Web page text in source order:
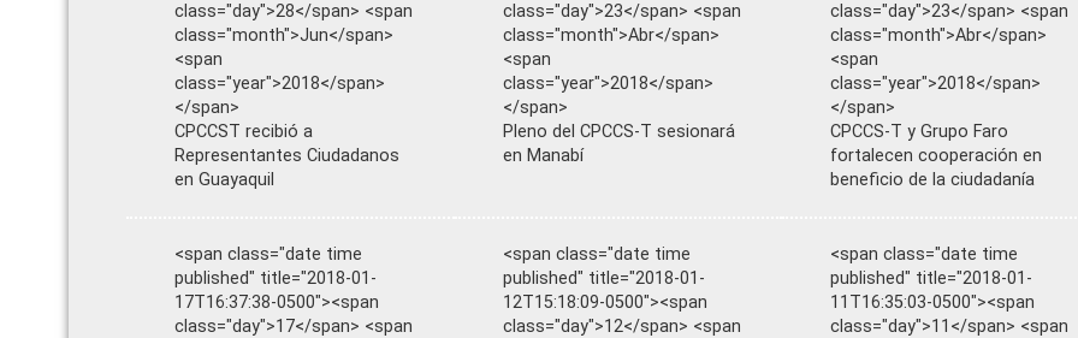
class="day">28</span> <span
class="month">Jun</span>
<span
class="year">2018</span>
</span>
CPCCST recibió a
Representantes Ciudadanos
en Guayaquil
class="day">23</span> <span
class="month">Abr</span>
<span
class="year">2018</span>
</span>
Pleno del CPCCS-T sesionará
en Manabí
class="day">23</span> <span
class="month">Abr</span>
<span
class="year">2018</span>
</span>
CPCCS-T y Grupo Faro
fortalecen cooperación en
beneficio de la ciudadanía
<span class="date time
published" title="2018-01-
17T16:37:38-0500"><span
class="day">17</span> <span
<span class="date time
published" title="2018-01-
12T15:18:09-0500"><span
class="day">12</span> <span
<span class="date time
published" title="2018-01-
11T16:35:03-0500"><span
class="day">11</span> <span